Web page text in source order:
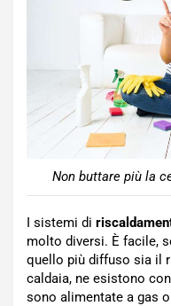
Non buttare più la
I sistemi di
molto diversi. È facile,
quello più diffuso sia il
caldaia, ne esistono
sono alimentate a gas